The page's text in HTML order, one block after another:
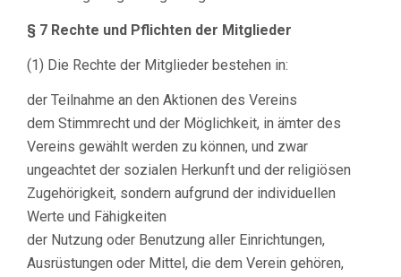
§ 7 Rechte und Pflichten der Mitglieder
(1) Die Rechte der Mitglieder bestehen in:
der Teilnahme an den Aktionen des Vereins
dem Stimmrecht und der Möglichkeit, in ämter des
Vereins gewählt werden zu können, und zwar
ungeachtet der sozialen Herkunft und der religiösen
Zugehörigkeit, sondern aufgrund der individuellen
Werte und Fähigkeiten
der Nutzung oder Benutzung aller Einrichtungen,
Ausrüstungen oder Mittel, die dem Verein gehören,